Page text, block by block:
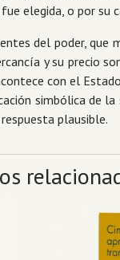
elegida, o por su
del poder,
y su precio
con el
simbólica de
plausible.